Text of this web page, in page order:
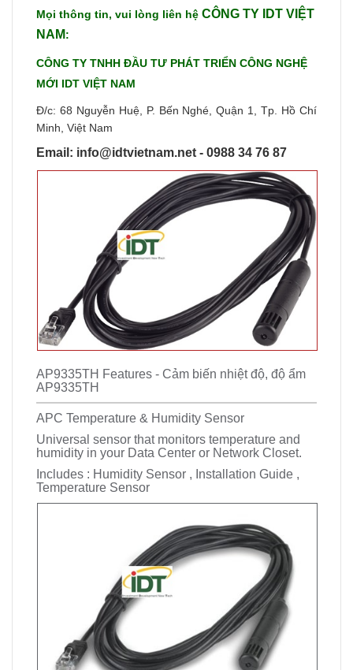
Mọi thông tin, vui lòng liên hệ CÔNG TY IDT VIỆT
NAM:
CÔNG TY TNHH ĐẦU TƯ PHÁT TRIỂN CÔNG NGHỆ
MỚI IDT VIỆT NAM
Đ/c: 68 Nguyễn Huệ, P. Bến Nghé, Quận 1, Tp. Hồ Chí
Minh, Việt Nam
Email: info@idtvietnam.net - 0988 34 76 87
AP9335TH Features - Cảm biến nhiệt độ, độ ẩm
AP9335TH
APC Temperature & Humidity Sensor
Universal sensor that monitors temperature and
humidity in your Data Center or Network Closet.
Includes : Humidity Sensor , Installation Guide ,
Temperature Sensor